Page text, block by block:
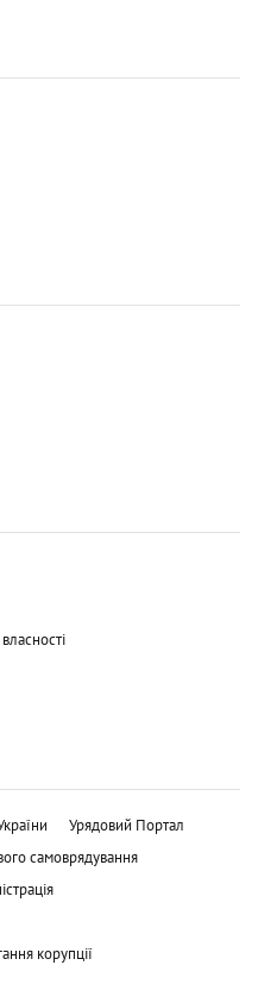
Урядовий Портал
самоврядування
корупції